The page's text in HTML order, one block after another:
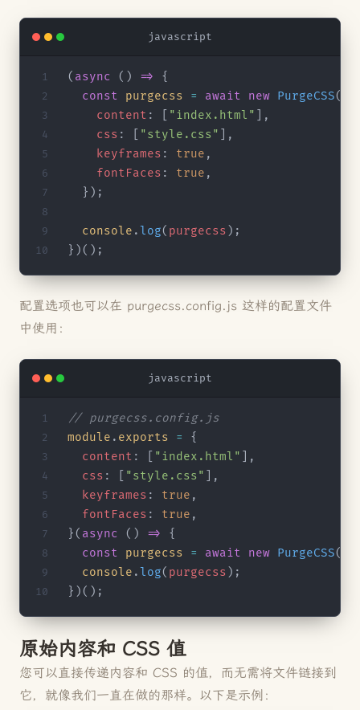
javascript
( async () =>
{
  const
purgecss = await new PurgeCSS().
    content
: [ "index.html"
],
    css
: [ "style.css"
],
    keyframes
: true ,
    fontFaces
: true ,
  });
  console
.log( purgecss );
})();
配置选项也可以在 purgecss.config.js 这样的配置文件
中使用：
javascript
// purgecss.config.js
module . exports =
{
  content
: [ "index.html"
],
  css
: [ "style.css"
],
  keyframes
: true ,
  fontFaces
: true ,
}( async () =>
{
  const
purgecss = await new PurgeCSS().
  console
.log( purgecss );
})();
原始内容和 CSS 值
您可以直接传递内容和 CSS 的值，而无需将文件链接到
它，就像我们一直在做的那样。以下是示例：